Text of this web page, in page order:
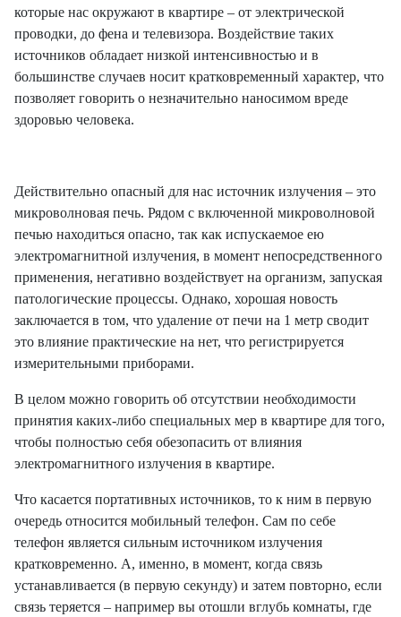
которые нас окружают в квартире – от электрической
проводки, до фена и телевизора. Воздействие таких
источников обладает низкой интенсивностью и в
большинстве случаев носит кратковременный характер, что
позволяет говорить о незначительно наносимом вреде
здоровью человека.
Действительно опасный для нас источник излучения – это
микроволновая печь. Рядом с включенной микроволновой
печью находиться опасно, так как испускаемое ею
электромагнитной излучения, в момент непосредственного
применения, негативно воздействует на организм, запуская
патологические процессы. Однако, хорошая новость
заключается в том, что удаление от печи на 1 метр сводит
это влияние практические на нет, что регистрируется
измерительными приборами.
В целом можно говорить об отсутствии необходимости
принятия каких-либо специальных мер в квартире для того,
чтобы полностью себя обезопасить от влияния
электромагнитного излучения в квартире.
Что касается портативных источников, то к ним в первую
очередь относится мобильный телефон. Сам по себе
телефон является сильным источником излучения
кратковременно. А, именно, в момент, когда связь
устанавливается (в первую секунду) и затем повторно, если
связь теряется – например вы отошли вглубь комнаты, где